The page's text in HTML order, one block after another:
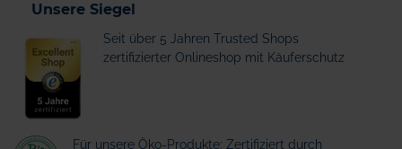
Unsere Siegel
Seit über 5 Jahren Trusted Shops
zertifizierter Onlineshop mit Käuferschutz
Für unsere Öko-Produkte: Zertifiziert durch